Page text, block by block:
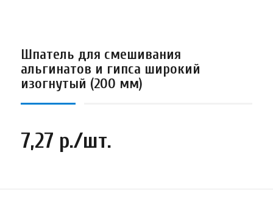
Шпатель для смешивания
альгинатов и гипса широкий
изогнутый (200 мм)
7,27 р./шт.